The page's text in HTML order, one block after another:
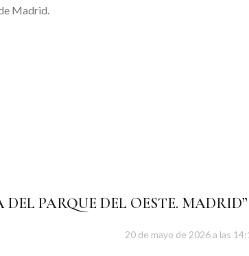
Madrid.
DEL PARQUE DEL OESTE. MADRID”
20 de mayo de 2026 a las